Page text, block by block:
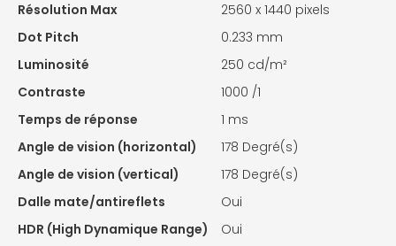
Résolution Max
2560 x 1440 pixels
Dot Pitch
0.233 mm
Luminosité
250 cd/m²
Contraste
1000 /1
Temps de réponse
1 ms
Angle de vision (horizontal)
178 Degré(s)
Angle de vision (vertical)
178 Degré(s)
Dalle mate/antireflets
Oui
HDR (High Dynamique Range)
Oui